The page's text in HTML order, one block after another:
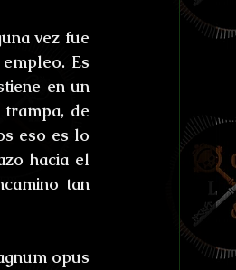
Referens
vez fue
Es
en un
de
eso es lo
hacia el
tan
opus